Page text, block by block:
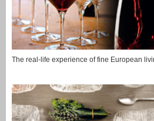
The real-life experience of fine European